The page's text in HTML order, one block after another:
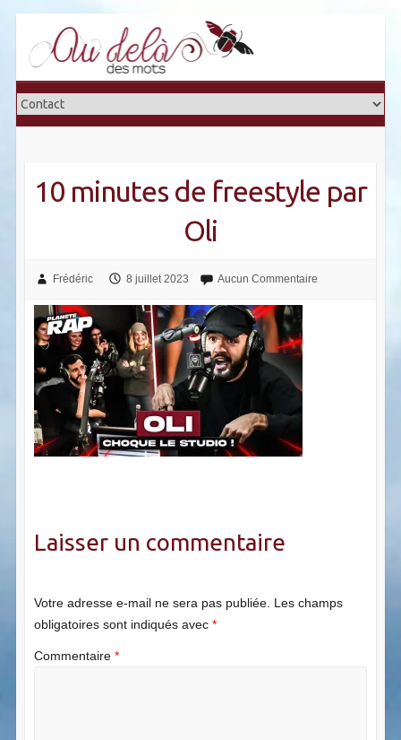
content
10 minutes de freestyle par
Oli
Frédéric 8 juillet 2023 Aucun Commentaire
Laisser un commentaire
Votre adresse e-mail ne sera pas publiée. Les champs
obligatoires sont indiqués avec *
Commentaire *